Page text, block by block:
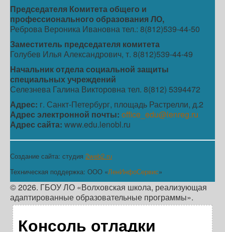
Председателя Комитета общего и
профессионального образования ЛО,
Реброва Вероника Ивановна тел.: 8(812)539-44-50
Заместитель председателя комитета
Голубев Илья Александрович, т. 8(812)539-44-49
Начальник отдела социальной защиты
специальных учреждений
Селезнева Галина Викторовна тел. 8(812) 5394472
Адрес: г. Санкт-Петербург, площадь Растрелли, д.2
Адрес электронной почты: office_edu@lenreg.ru
Адрес сайта: www.edu.lenobl.ru
Создание сайта: студия 2web2.ru
Техническая поддержка: ООО «ЛенИнфоСервис»
© 2026. ГБОУ ЛО «Волховская школа, реализующая
адаптированные образовательные программы».
Консоль отладки